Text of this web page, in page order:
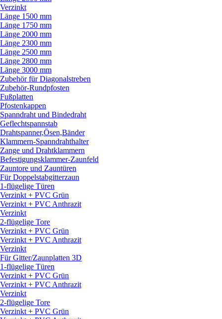
Verzinkt
Länge 1500 mm
Länge 1750 mm
Länge 2000 mm
Länge 2300 mm
Länge 2500 mm
Länge 2800 mm
Länge 3000 mm
Zubehör für Diagonalstreben
Zubehör-Rundpfosten
Fußplatten
Pfostenkappen
Spanndraht und Bindedraht
Geflechtspannstab
Drahtspanner,Ösen,Bänder
Klammern-Spanndrahthalter
Zange und Drahtklammern
Befestigungsklammer-Zaunfeld
Zauntore und Zauntüren
Für Doppelstabgitterzaun
1-flügelige Türen
Verzinkt + PVC Grün
Verzinkt + PVC Anthrazit
Verzinkt
2-flügelige Tore
Verzinkt + PVC Grün
Verzinkt + PVC Anthrazit
Verzinkt
Für Gitter/Zaunplatten 3D
1-flügelige Türen
Verzinkt + PVC Grün
Verzinkt + PVC Anthrazit
Verzinkt
2-flügelige Tore
Verzinkt + PVC Grün